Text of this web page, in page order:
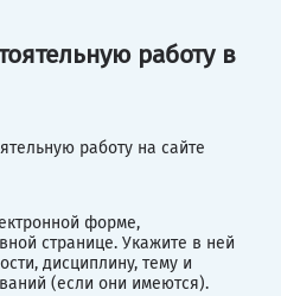
работу в
работу на сайте
форме,
странице. Укажите в ней
дисциплину, тему и
(если они имеются).